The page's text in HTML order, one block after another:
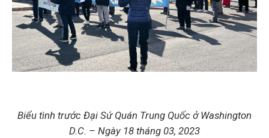
Biểu tình trước Đại Sứ Quán Trung Quốc ở Washington
D.C. – Ngày 18 tháng 03, 2023